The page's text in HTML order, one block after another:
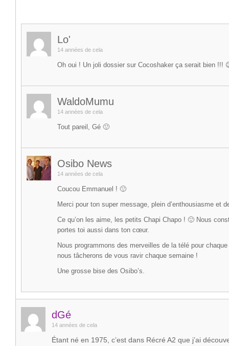
Lo'
14 années de cela
Oh oui ! Un joli dossier sur Cocoshaker ça serait bien !!!
WaldoMumu
14 années de cela
Tout pareil, Gé 🙂
Osibo News
14 années de cela
Coucou Emmanuel ! 🙂
Merci pour ton super message, plein d’enthousiasme et
Ce qu’on les aime, les petits Chapi Chapo ! 🙂 Nous
portes toi aussi dans ton cœur.
Nous programmons des merveilles de la télé pour
nous tâcherons de vous ravir chaque semaine !
Une grosse bise des Osibo’s.
dGé
14 années de cela
Étant né en 1975, c’est dans Récré A2 que j’ai